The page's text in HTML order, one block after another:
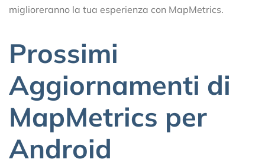
miglioreranno la tua esperienza con MapMetrics.
Prossimi
Aggiornamenti di
MapMetrics per
Android